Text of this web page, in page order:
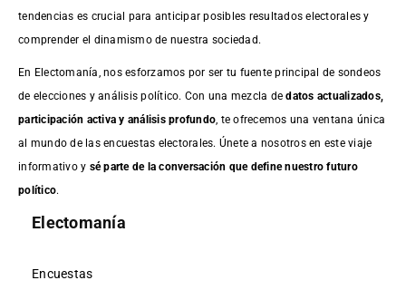
tendencias es crucial para anticipar posibles resultados electorales y
comprender el dinamismo de nuestra sociedad.
En Electomanía, nos esforzamos por ser tu fuente principal de sondeos
de elecciones y análisis político. Con una mezcla dedatos actualizados,
participación activa y análisis profundo , te ofrecemos una ventana única
al mundo de las encuestas electorales. Únete a nosotros en este viaje
informativo y sé parte de la conversación que define nuestro futuro
político.
Electomanía
Encuestas